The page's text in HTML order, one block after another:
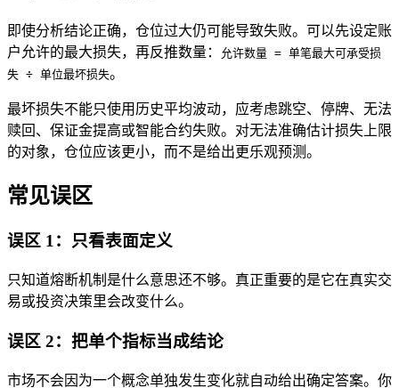
即使分析结论正确，仓位过大仍可能导致失败。可以先设定账
户允许的最大损失，再反推数量：
允许数量 = 单笔最大可承受损
失 ÷ 单位最坏损失。
最坏损失不能只使用历史平均波动，应考虑跳空、停牌、无法
赎回、保证金提高或智能合约失败。对无法准确估计损失上限
的对象，仓位应该更小，而不是给出更乐观预测。
常见误区
误区 1：只看表面定义
只知道熔断机制是什么意思还不够。真正重要的是它在真实交
易或投资决策里会改变什么。
误区 2：把单个指标当成结论
市场不会因为一个概念单独发生变化就自动给出确定答案。你